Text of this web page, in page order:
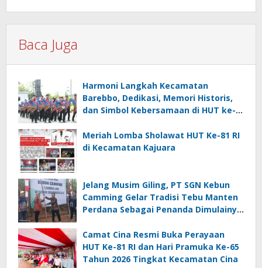
Baca Juga
Harmoni Langkah Kecamatan
Barebbo, Dedikasi, Memori Historis,
dan Simbol Kebersamaan di HUT ke-
Meriah Lomba Sholawat HUT Ke-81 RI
di Kecamatan Kajuara
Jelang Musim Giling, PT SGN Kebun
Camming Gelar Tradisi Tebu Manten
Perdana Sebagai Penanda Dimulainya
Camat Cina Resmi Buka Perayaan
HUT Ke-81 RI dan Hari Pramuka Ke-65
Tahun 2026 Tingkat Kecamatan Cina